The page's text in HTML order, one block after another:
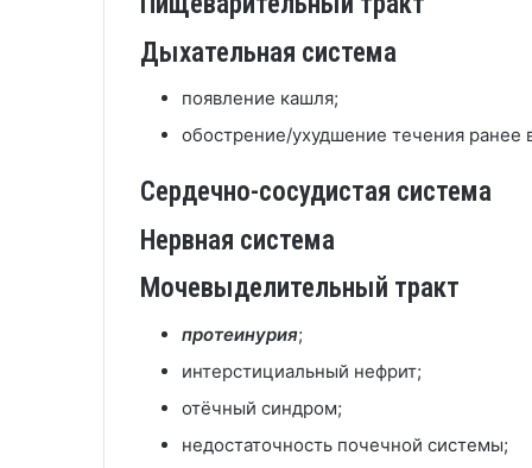
Дыхательная система
появление кашля;
обострение/ухудшение течения
Сердечно-сосудистая система
Нервная система
Мочевыделительный тракт
протеинурия;
интерстициальный нефрит;
отёчный синдром;
недостаточность почечной системы;